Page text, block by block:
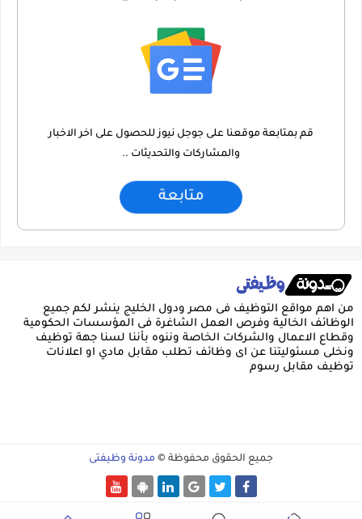
قم بمتابعة موقعنا على جوجل نيوز للحصول على اخر الاخبار
والمشاركات والتحديثات ..
متابعة
من اهم مواقع التوظيف فى مصر ودول الخليج ينشر لكم جميع
الوظائف الخالية وفرص العمل الشاغرة فى المؤسسات الحكومية
وقطاع الاعمال والشركات الخاصة وننوه بأننا لسنا جهة توظيف
ونخلى مسئوليتنا عن اى وظائف تطلب مقابل مادي او اعلانات
توظيف مقابل رسوم
جميع الحقوق محفوظة © مدونة وظيفتى